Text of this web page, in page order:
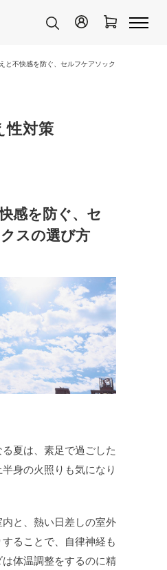
と不快感を防ぐ、セルフケアソックスの選び方
性対策
感を防ぐ、セ
スの選び方
夏は、素足で過ごした
身の火照りも気になり
と、熱い日差しの室外
ることで、自律神経も
体温調整をするのに精